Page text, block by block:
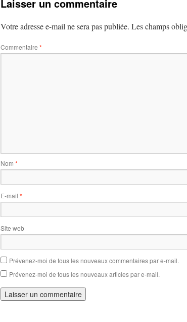
Laisser un commentaire
Votre adresse e-mail ne sera pas publiée. Les champs
Commentaire *
Nom *
E-mail *
Site web
Prévenez-moi de tous les nouveaux commentaires par e-mail.
Prévenez-moi de tous les nouveaux articles par e-mail.